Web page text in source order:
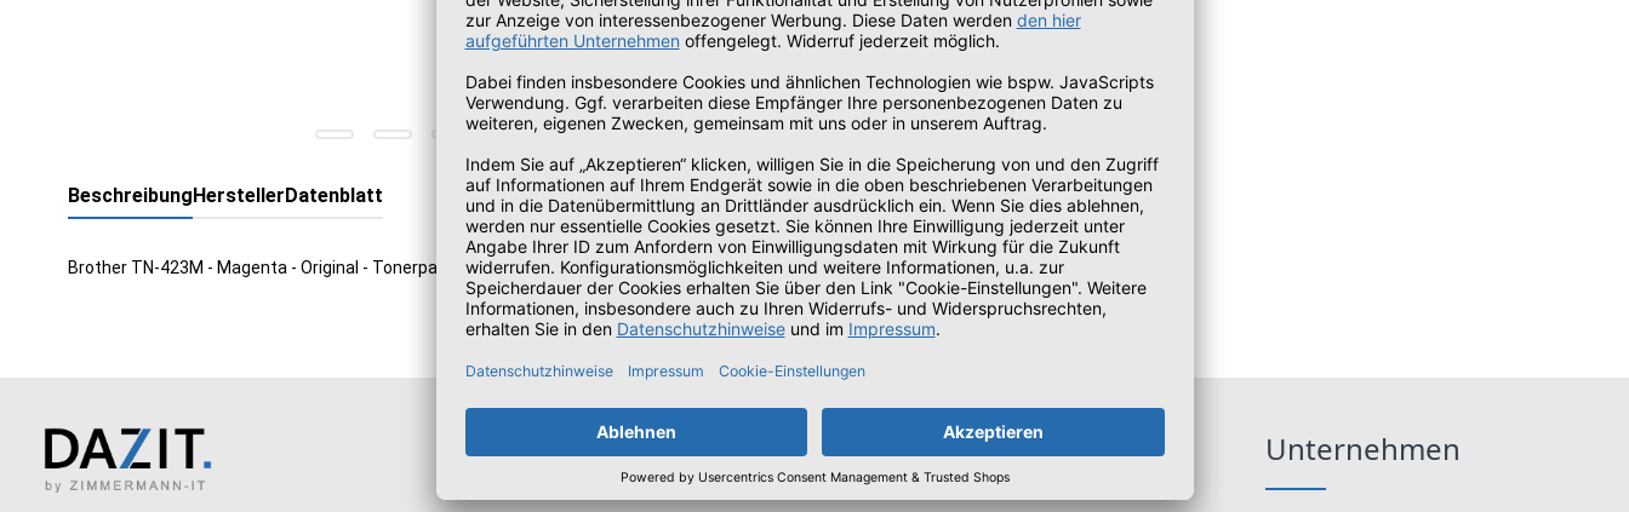
BeschreibungHerstellerDatenblatt
Brother TN-423M - Magenta - Original - Tonerpatrone - für Brother DCP-L8410, HL-L8260, HL-L8360, MFC-L8690, MFC-L8900
Informationen Bestellung Service Unternehmen